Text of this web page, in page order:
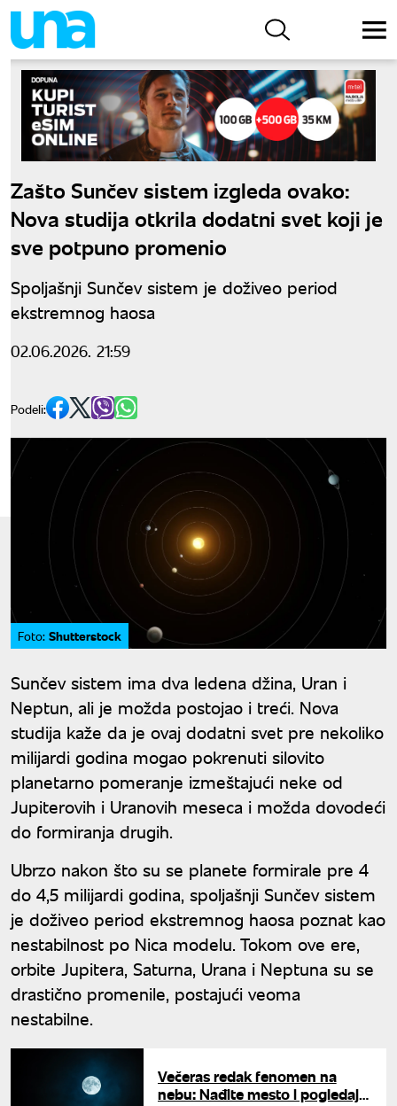
Zašto Sunčev sistem izgleda ovako:
Nova studija otkrila dodatni svet koji je
sve potpuno promenio
Spoljašnji Sunčev sistem je doživeo period
ekstremnog haosa
02.06.2026. 21:59
Podeli:
Foto: Shutterstock
Sunčev sistem ima dva ledena džina, Uran i
Neptun, ali je možda postojao i treći. Nova
studija kaže da je ovaj dodatni svet pre nekoliko
milijardi godina mogao pokrenuti silovito
planetarno pomeranje izmeštajući neke od
Jupiterovih i Uranovih meseca i možda dovodeći
do formiranja drugih.
Ubrzo nakon što su se planete formirale pre 4
do 4,5 milijardi godina, spoljašnji Sunčev sistem
je doživeo period ekstremnog haosa poznat kao
nestabilnost po Nica modelu. Tokom ove ere,
orbite Jupitera, Saturna, Urana i Neptuna su se
drastično promenile, postajući veoma
nestabilne.
Večeras redak fenomen na
nebu: Nađite mesto i pogledajte